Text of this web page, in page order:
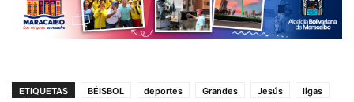
ETIQUETAS BÉISBOL deportes Grandes Jesús
ligas